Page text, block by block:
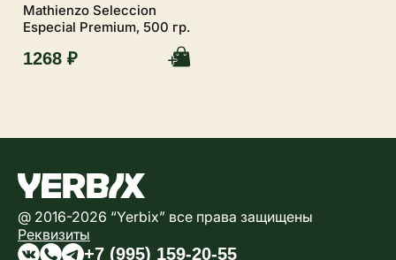
Mathienzo Seleccion
Especial Premium, 500 гр.
1268 ₽
@ 2016-2026 “Yerbix” все права защищены
Реквизиты
+7 (995) 159-20-55